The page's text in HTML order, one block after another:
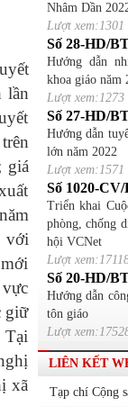
lần
giá
với
giữ
Tại
xã
Nhâm Dần
Lượt
Số 28-HD/
Hướng dẫn
khoa giáo năm
Lượt
Số 27-HD/
Hướng dẫn
lớn năm 2022
Lượt
Số 1020-
Triển khai
phòng, chống
hội VCNet
Lượt
Số 20-HD/
Hướng dẫn
tôn giáo
Lượt
LIÊN KẾT
Tạp chí Cộng